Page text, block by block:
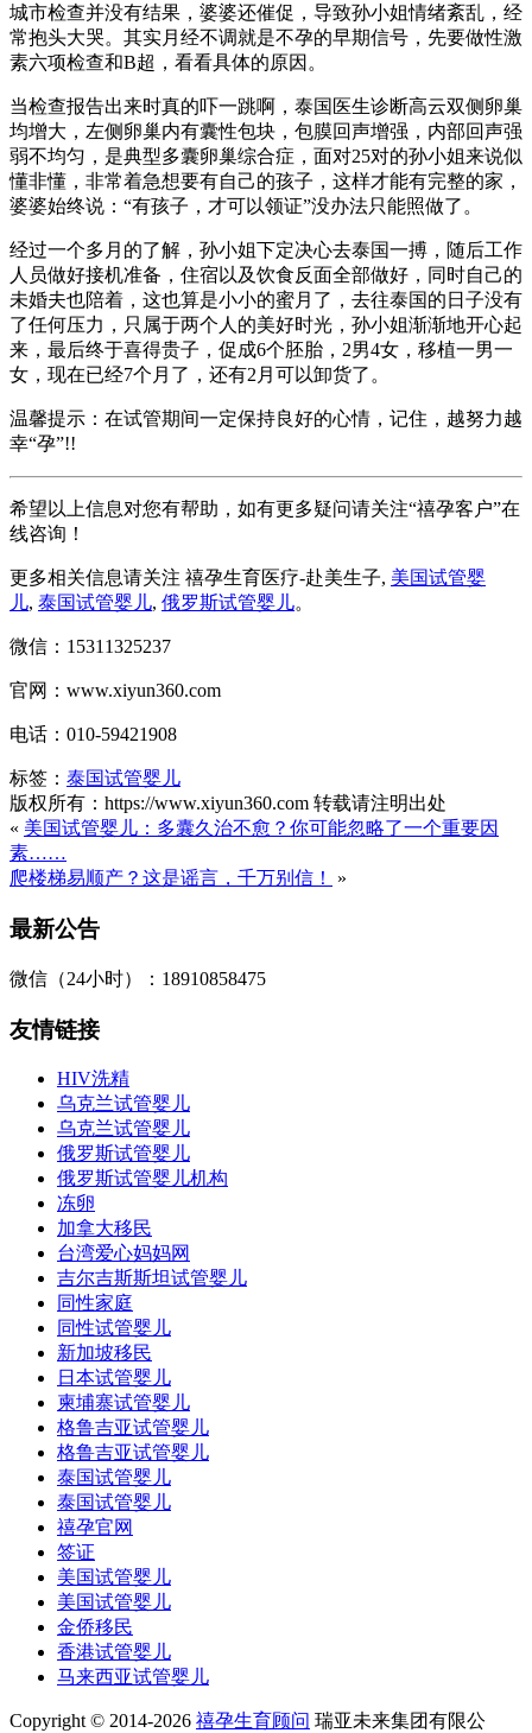
城市检查并没有结果，婆婆还催促，导致孙小姐情绪紊乱，经
常抱头大哭。其实月经不调就是不孕的早期信号，先要做性激
素六项检查和B超，看看具体的原因。
当检查报告出来时真的吓一跳啊，泰国医生诊断高云双侧卵巢
均增大，左侧卵巢内有囊性包块，包膜回声增强，内部回声强
弱不均匀，是典型多囊卵巢综合症，面对25对的孙小姐来说似
懂非懂，非常着急想要有自己的孩子，这样才能有完整的家，
婆婆始终说：“有孩子，才可以领证”没办法只能照做了。
经过一个多月的了解，孙小姐下定决心去泰国一搏，随后工作
人员做好接机准备，住宿以及饮食反面全部做好，同时自己的
未婚夫也陪着，这也算是小小的蜜月了，去往泰国的日子没有
了任何压力，只属于两个人的美好时光，孙小姐渐渐地开心起
来，最后终于喜得贵子，促成6个胚胎，2男4女，移植一男一
女，现在已经7个月了，还有2月可以卸货了。
温馨提示：在试管期间一定保持良好的心情，记住，越努力越
幸“孕”!!
希望以上信息对您有帮助，如有更多疑问请关注“禧孕客户”在
线咨询！
更多相关信息请关注 禧孕生育医疗-赴美生子, 美国试管婴
儿, 泰国试管婴儿, 俄罗斯试管婴儿。
微信：15311325237
官网：www.xiyun360.com
电话：010-59421908
标签： 泰国试管婴儿
版权所有：https://www.xiyun360.com 转载请注明出处
« 美国试管婴儿：多囊久治不愈？你可能忽略了一个重要因
素……
爬楼梯易顺产？这是谣言，千万别信！
»
最新公告
微信（24小时）：18910858475
友情链接
HIV洗精
乌克兰试管婴儿
乌克兰试管婴儿
俄罗斯试管婴儿
俄罗斯试管婴儿机构
冻卵
加拿大移民
台湾爱心妈妈网
吉尔吉斯斯坦试管婴儿
同性家庭
同性试管婴儿
新加坡移民
日本试管婴儿
柬埔寨试管婴儿
格鲁吉亚试管婴儿
格鲁吉亚试管婴儿
泰国试管婴儿
泰国试管婴儿
禧孕官网
签证
美国试管婴儿
美国试管婴儿
金侨移民
香港试管婴儿
马来西亚试管婴儿
Copyright © 2014-2026 禧孕生育顾问 瑞亚未来集团有限公